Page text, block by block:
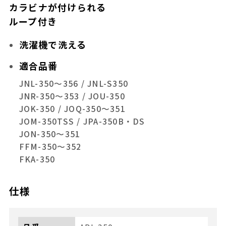
カラビナが付けられる
ループ付き
洗濯機で洗える
適合品番
JNL-350～356 / JNL-S350
JNR-350～353 / JOU-350
JOK-350 / JOQ-350～351
JOM-350TSS / JPA-350B・DS
JON-350～351
FFM-350～352
FKA-350
仕様